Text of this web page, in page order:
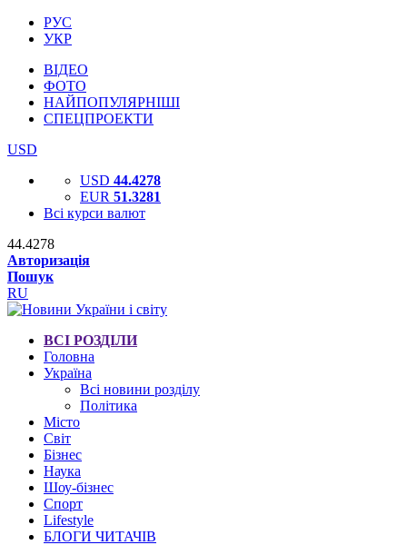
РУС
УКР
ВІДЕО
ФОТО
НАЙПОПУЛЯРНІШІ
СПЕЦПРОЕКТИ
USD
USD 44.4278
EUR 51.3281
Всі курси валют
44.4278
Авторизація
Пошук
RU
ВСІ РОЗДІЛИ
Головна
Україна
Всі новини розділу
Політика
Місто
Світ
Бізнес
Наука
Шоу-бізнес
Спорт
Lifestyle
БЛОГИ ЧИТАЧІВ